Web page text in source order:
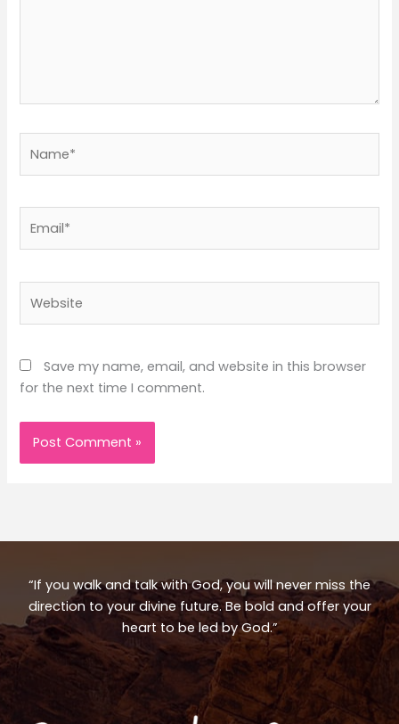
Save my name, email, and website in this browser
for the next time I comment.
“If you walk and talk with God, you will never miss the
direction to your divine future. Be bold and offer your
heart to be led by God.”